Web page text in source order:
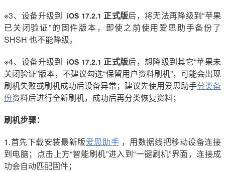
※3、设备升级到 iOS 17.2.1 正式版后，将无法再降级到“苹果
已关闭验证”的固件版本，即使之前使用爱思助手备份了
SHSH 也不能降级。
※4、设备升级到 iOS 17.2.1 正式版后，想降级到其它“苹果未
关闭验证”版本，不建议勾选“保留用户资料刷机”，可能会出现
刷机失败或刷机成功后设备异常；建议先使用爱思助手分类备
份资料后进行全新刷机，成功后再分类恢复资料；
刷机步骤：
1.首先下载安装最新版爱思助手 ，用数据线把移动设备连接
到电脑；点击上方“智能刷机”进入到“一键刷机”界面，连接成
功会自动匹配固件；